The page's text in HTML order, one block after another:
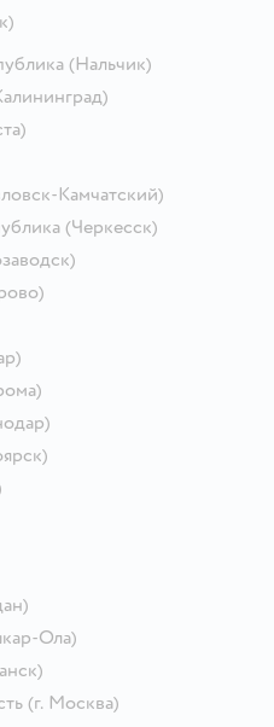
(Нальчик)
Камчатский)
(Черкесск)
Ола)
(г. Москва)